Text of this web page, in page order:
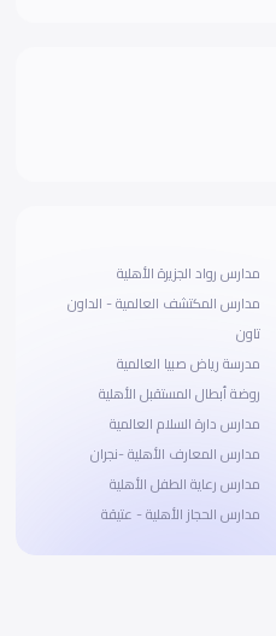
مدارس رواد الجزيرة الأهلية
مدارس المكتشف العالمية - الداون
تاون
مدرسة رياض صبيا العالمية
روضة أبطال المستقبل الأهلية
مدارس دارة السلام العالمية
مدارس المعارف الأهلية -نجران
مدارس رعاية الطفل الأهلية
مدارس الحجاز الأهلية - عتيقة